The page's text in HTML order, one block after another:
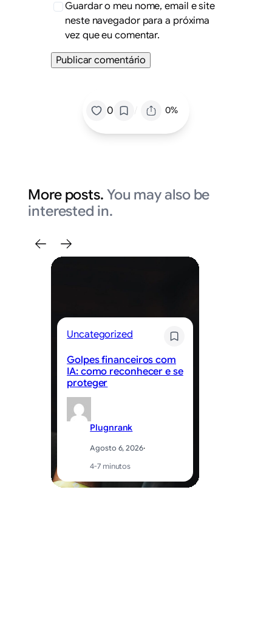
Guardar o meu nome, email e site
neste navegador para a próxima
vez que eu comentar.
0 / 0%
More posts. You may also be
interested in.
Uncategorized
Golpes financeiros com
IA: como reconhecer e se
proteger
Plugnrank
Agosto 6, 2026·
4-7 minutos